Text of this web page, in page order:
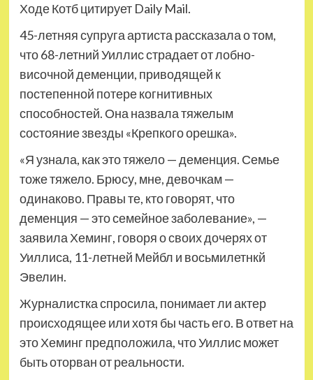
Ходе Котб цитирует Daily Mail.
45-летняя супруга артиста рассказала о том,
что 68-летний Уиллис страдает от лобно-
височной деменции, приводящей к
постепенной потере когнитивных
способностей. Она назвала тяжелым
состояние звезды «Крепкого орешка».
«Я узнала, как это тяжело — деменция. Семье
тоже тяжело. Брюсу, мне, девочкам —
одинаково. Правы те, кто говорят, что
деменция — это семейное заболевание», —
заявила Хеминг, говоря о своих дочерях от
Уиллиса, 11-летней Мейбл и восьмилетнкй
Эвелин.
Журналистка спросила, понимает ли актер
происходящее или хотя бы часть его. В ответ на
это Хеминг предположила, что Уиллис может
быть оторван от реальности.